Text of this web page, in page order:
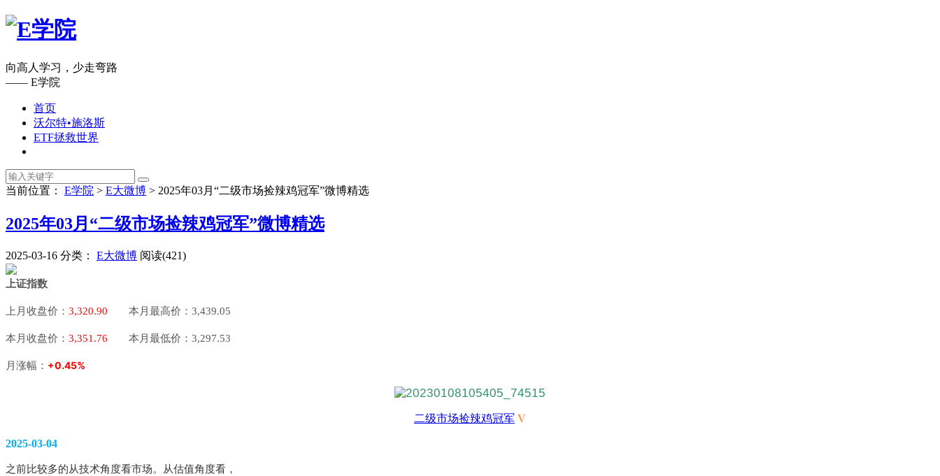
向高人学习，少走弯路
—— E学院
首页
沃尔特•施洛斯
ETF拯救世界
当前位置： E学院 > E大微博 > 2025年03月“二级市场捡辣鸡冠军”微博精选
2025年03月“二级市场捡辣鸡冠军”微博精选
2025-03-16 分类： E大微博 阅读(421)
上证指数
上月收盘价： 3,320.90 本月最高价：3,439.05
本月收盘价： 3,351.76 本月最低价：3,297.53
月涨幅： +0.45%
二级市场捡辣鸡冠军 V
2025-03-04
之前比较多的从技术角度看市场。从估值角度看，